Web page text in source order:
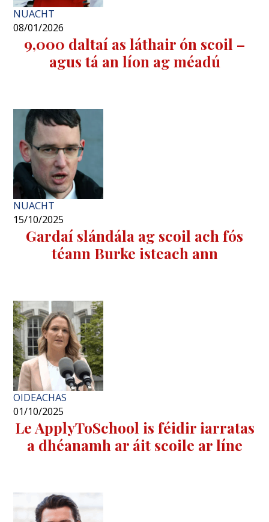
NUACHT
08/01/2026
9,000 daltaí as láthair ón scoil –
agus tá an líon ag méadú
NUACHT
15/10/2025
Gardaí slándála ag scoil ach fós
téann Burke isteach ann
OIDEACHAS
01/10/2025
Le ApplyToSchool is féidir iarratas
a dhéanamh ar áit scoile ar líne